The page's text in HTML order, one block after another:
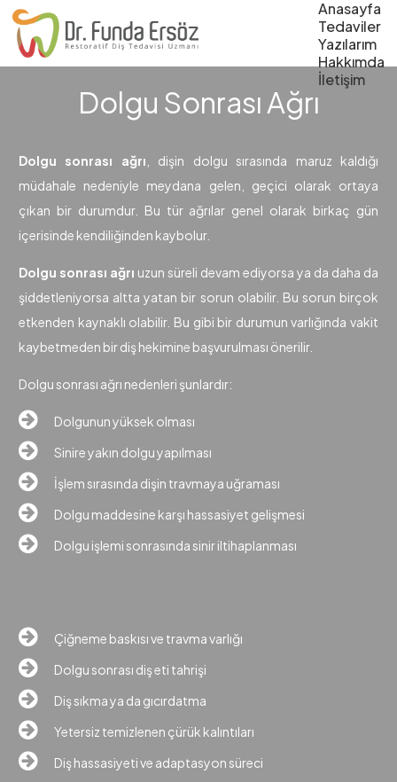
Anasayfa
Tedaviler
Yazılarım
Hakkımda
İletişim
Dolgu Sonrası Ağrı
Dolgu sonrası ağrı , dişin dolgu sırasında maruz kaldığı
müdahale nedeniyle meydana gelen, geçici olarak ortaya
çıkan bir durumdur. Bu tür ağrılar genel olarak birkaç gün
içerisinde kendiliğinden kaybolur.
Dolgu sonrası ağrı uzun süreli devam ediyorsa ya da daha da
şiddetleniyorsa altta yatan bir sorun olabilir. Bu sorun birçok
etkenden kaynaklı olabilir. Bu gibi bir durumun varlığında vakit
kaybetmeden bir diş hekimine başvurulması önerilir.
Dolgu sonrası ağrı nedenleri şunlardır:
Dolgunun yüksek olması
Sinire yakın dolgu yapılması
İşlem sırasında dişin travmaya uğraması
Dolgu maddesine karşı hassasiyet gelişmesi
Dolgu işlemi sonrasında sinir iltihaplanması
Çiğneme baskısı ve travma varlığı
Dolgu sonrası diş eti tahrişi
Diş sıkma ya da gıcırdatma
Yetersiz temizlenen çürük kalıntıları
Diş hassasiyeti ve adaptasyon süreci